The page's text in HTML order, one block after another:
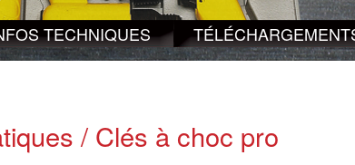
TECHNIQUES
/ Clés à choc pro